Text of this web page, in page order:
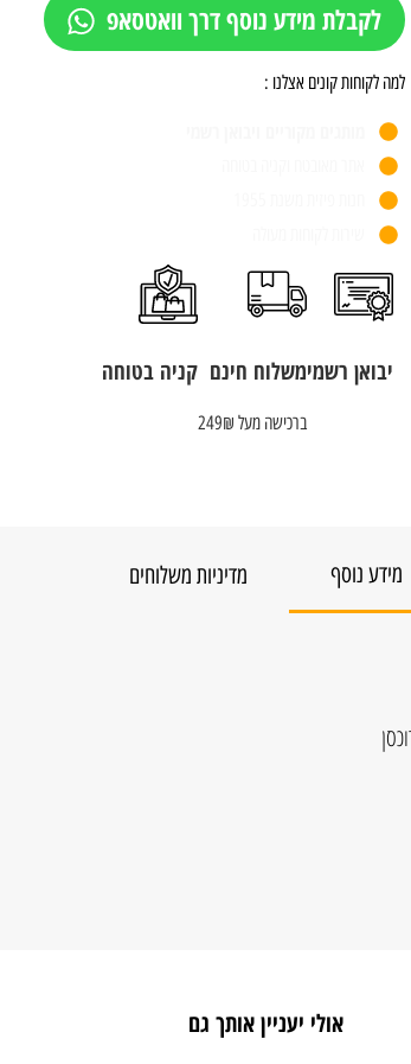
לקבלת מידע נוסף דרך וואטסאפ
למה לקוחות קונים אצלנו :
יבואן רשמימשלוח חינם
ברכישה מעל 249₪
קניה בטוחה
מידע נוסף מדיניות משלוחים
אולי יעניין אותך גם